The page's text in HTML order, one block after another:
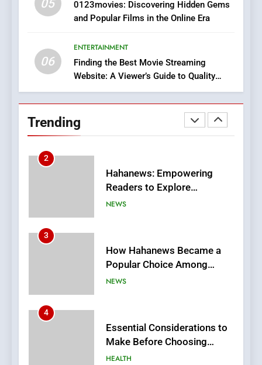
05
0123movies: Discovering Hidden Gems
and Popular Films in the Online Era
06
ENTERTAINMENT
Finding the Best Movie Streaming
Website: A Viewer’s Guide to Quality
Streaming Platforms
Trending
1
Execution and Integration
BUSINESS
2
Hahanews: Empowering
3
How Hahanews Became a
4
Essential Considerations to
5
0123movies: Discovering